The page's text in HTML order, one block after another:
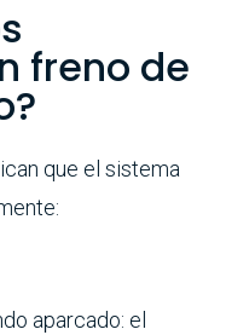
freno de
que el sistema
aparcado: el